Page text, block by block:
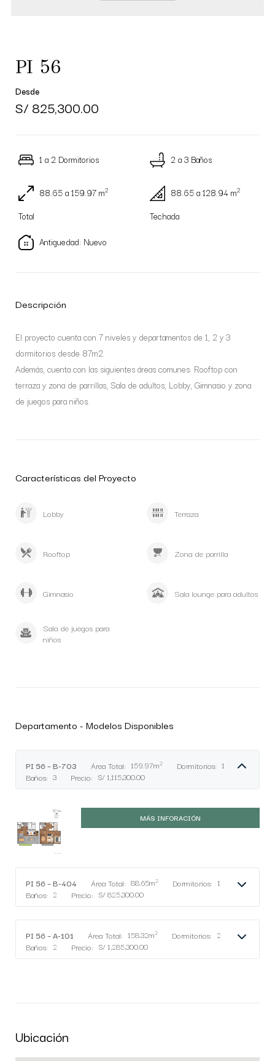
PI 56
Desde
S/ 825,300.00
1 a 2 Dormitorios 2 a 3 Baños
88.65 a 159.97 m2
Total
88.65 a 128.94 m2
Techada
Antiguedad: Nuevo
Descripción
El proyecto cuenta con 7 niveles y departamentos de 1, 2 y 3
dormitorios desde 87m2.
Además, cuenta con las siguientes áreas comunes: Rooftop con
terraza y zona de parrillas, Sala de adultos, Lobby, Gimnasio y zona
de juegos para niños.
Características del Proyecto
Lobby Terraza
Rooftop Zona de parrilla
Gimnasio Sala lounge para adultos
Sala de juegos para
niños
Departamento - Modelos Disponibles
PI 56 – B-703 Área Total: 159.97m2 Dormitorios: 1
Baños: 3 Precio: S/ 1,115,300.00
MÁS INFORACIÓN
PI 56 – B-404 Área Total: 88.65m2 Dormitorios: 1
Baños: 2 Precio: S/ 825,300.00
PI 56 – A-101 Área Total: 158.32m2 Dormitorios: 2
Baños: 2 Precio: S/ 1,285,300.00
Ubicación